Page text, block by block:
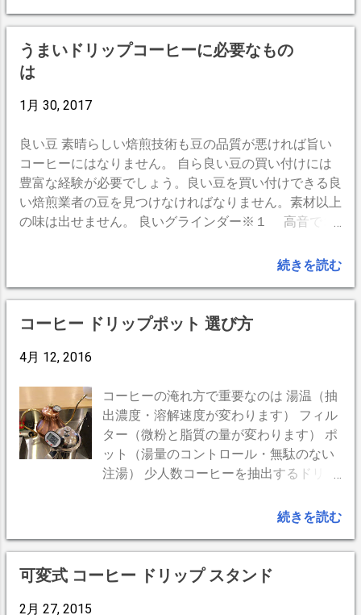
か、既存の調節レバーを使いたいなら、
同じ大きさのネジ穴を新規に切り直しま
す。 ねじ切りのネジ穴にホームセンター
で買ったボルトをレバー代わりに。必要
重ドラムです。内外の感覚は８mm程。
８mmの空気層がある。 これがこのロー
スターの肝です。 直火が触れない、 直熱
すが肝心の胴体はピカピカ。豆が回転し
ているので常に磨かれているようなもの
なのかしら？。 下手に磨いて傷を付けな
いほうが良さそう。なにもせずに元通り
に組み立てました。 2020年9月9日 追
だかでカッチカチの膜が出来ていまし
た。スチール束子や研磨剤などでこすっ
てみましたが簡単には落ちません。空焚
きしたらパリパリ割れて剥がれるかもし
れません。月イチで磨いたほうがいいよ
ヤ顔のサイトばかりで本当のコツを教え
てくれているサイトは見つからなかっ
た。 なので自分なりに分かったことを書
（捨て湯） この４つの組み合わせで、コ
ーヒー粉をお湯が通り抜けるときの抵抗
を調整するわけです。 １は ・レバーを力
一杯おろしても何も出てこないのはお湯
が抜けられないから ・腕の重さで簡単に
ーの反発を程よく感じ、やや力を入れ濃
い液が出始めたらぐっと力をいれると良
い ２は ・粗過ぎるとチョロチョロとコー
ヒー液が出て水っぽい ・細かすぎると味
が粉っぽくクドイ。或いは全く液が出て
タンピングは全くしなくても出来ます。
コーヒー粉の 粒度と量の関係 です。 ４
は ・湯温が低いとコーヒーのガスが発生
しにくいのでクレマがたたない。熱いお
湯が出るまでレバーをあげて捨て湯を
ます。また豆が古すぎてもコーヒーガス
は出ません。 クレマが立たなくても味が
気に入ったら、メッシュを替えずに、タ
ンピングやレバーの力加減を変えてクレ
マの出方を探るのがいいと思います。私
うまいドリップコーヒーに必要なもの
は
1月 30, 2017
良い豆 素晴らしい焙煎技術も豆の品質が悪ければ旨い
コーヒーにはなりません。 自ら良い豆の買い付けには
豊富な経験が必要でしょう。良い豆を買い付けできる良
い焙煎業者の豆を見つけなければなりません。素材以上
の味は出せません。 良いグラインダー※１ 高音でコ
想は、微粉が無く均一に揃った粒を挽いてくれるもの。
高価格なものは、速く量をこなせる物が多いですが、微
粉の量とは別の問題です。 現実的には、粗挽き・２
をかけることになるでしょう。(追記参照) 何度も買い換
う。 良いフィルター フィルターで抽出成分が変わる。
抽出液を濾すのですから当然のことです。好みの味を濾
過してくれるフィルターが必要。 良い水差し（温度と
浸透） ドリップ用ポット。挽いたコーヒー豆に均一に
湯を浸透させるには機能的な水差しが必要だ。ポット内
す。また思い通りの注湯が出来る使いやすいもを選びま
会ったら、その環境と作業をよく観察することです。そ
して自分で実験し検証をカザ寝ることです。Youtubeを
4月8日 追記 ２．のグラインダーですが、９０度以下
続きを読む
コーヒー ドリップポット 選び方
4月 12, 2016
コーヒーの淹れ方で重要なのは 湯温（抽
出濃度・溶解速度が変わります） フィル
ター（微粉と脂質の量が変わります） ポ
ット（湯量のコントロール・無駄のない
注湯） 少人数コーヒーを抽出するドリッ
いる 湯切れがよい 垂直真下にドリップ出
まで管径が同じで細い 根本が太く注ぎ口
だけが細いタイプは手元が揺れると湯量
続きを読む
可変式 コーヒー ドリップ スタンド
2月 27, 2015